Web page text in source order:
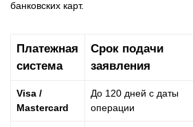
банковских карт.
Платежная
система
Срок подачи
заявления
Visa /
Mastercard
До 120 дней с даты
операции